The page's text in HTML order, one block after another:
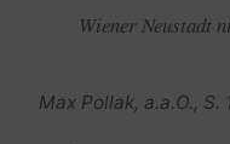
Wiener Neustadt
Max Pollak, a.a.O., S.